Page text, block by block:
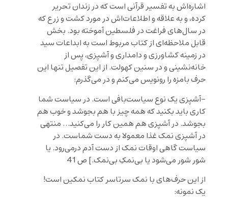
اشاره‌اش به تفسیر قرآنی است که در زندان تحریر
کرده، و به علاقه و اطلاعات‌اش در مورد کشت و زرع که
در سال‌های فراغت در فلسطین آموخته بود. بخش
قابل ملاحظه‌ای از کتاب مربوط است به ابداعات سید
در زمینه کشاورزی و دامداری و آشپزی، پس از
خانه‌نشینی و در سنین کهولت. از این تفصیل تنها این
حرف بامزه را رونویس می‌کنم و در می‌گذرم:
-آشپزی یک نوع سیاست‌بافی است. در سیاست شما
کاری باید بکنید که همه چیز با هم بجوشد و خوب هم
بجوشد. در آشپزی هم همین کار را می‌کنید… منتهی
در آشپزی نمک غذا معمولا به دست شماست. در
سیاست گاهی اوقات نمک از دست آدم درمی‌رود. یا
شور شور می‌شود یا بی‌نمکِ بی‌نمک.] ص 41
از این حرف‌های با نمک سرتاسر کتاب نمکین است!
یک نمونه: